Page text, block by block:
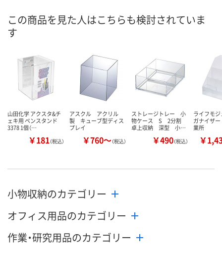
カゴへ カゴへ カ
この商品を見た人はこちらも検討されていま
す
山田化学 アクスタ&チ
ェキ用 ペンスタンド
3378 1個（…
￥181（税込）
アスクル アクリル
製 キューブ型ディス
プレイ
￥760～（税込）
ストレージトレー 小
物ケース S 2分割
卓上収納 深型 小…
￥490（税込）
ライフモ
ガナイザ
業所
￥
小物収納のカテゴリー
オフィス用品のカテゴリー
作業・研究用品のカテゴリー